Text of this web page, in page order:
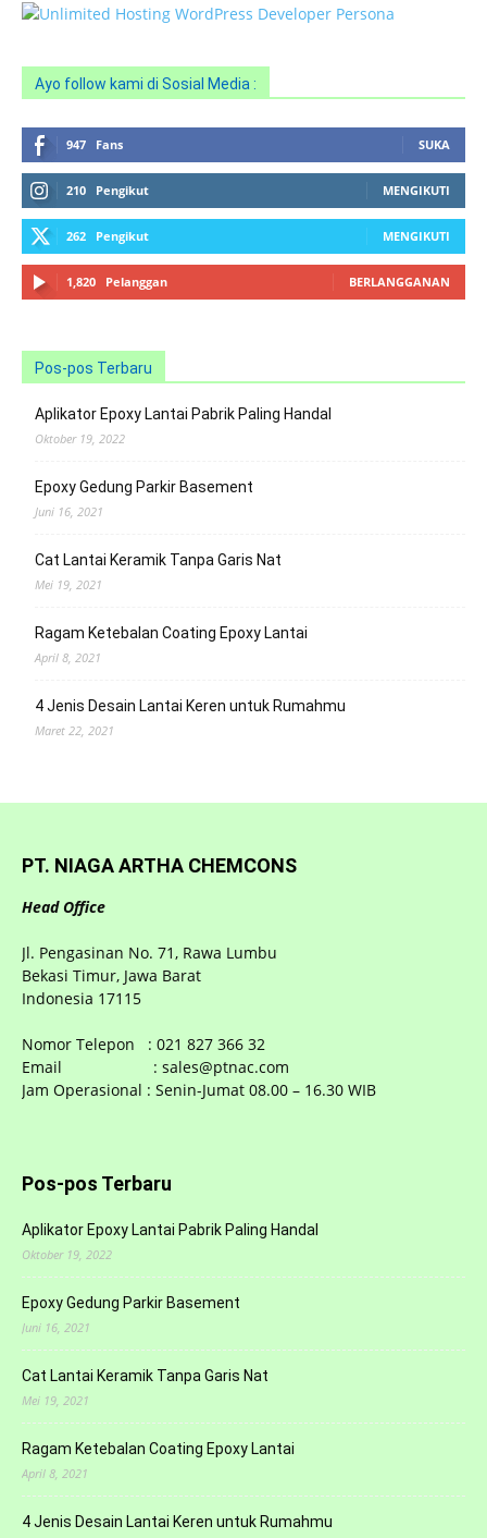
Ayo follow kami di Sosial Media :
947 Fans SUKA
210 Pengikut MENGIKUTI
262 Pengikut MENGIKUTI
1,820 Pelanggan BERLANGGANAN
Pos-pos Terbaru
Aplikator Epoxy Lantai Pabrik Paling Handal
Oktober 19, 2022
Epoxy Gedung Parkir Basement
Juni 16, 2021
Cat Lantai Keramik Tanpa Garis Nat
Mei 19, 2021
Ragam Ketebalan Coating Epoxy Lantai
April 8, 2021
4 Jenis Desain Lantai Keren untuk Rumahmu
Maret 22, 2021
PT. NIAGA ARTHA CHEMCONS
Head Office
Jl. Pengasinan No. 71, Rawa Lumbu
Bekasi Timur, Jawa Barat
Indonesia 17115
Nomor Telepon : 021 827 366 32
Email : sales@ptnac.com
Jam Operasional : Senin-Jumat 08.00 – 16.30 WIB
Pos-pos Terbaru
Aplikator Epoxy Lantai Pabrik Paling Handal
Oktober 19, 2022
Epoxy Gedung Parkir Basement
Juni 16, 2021
Cat Lantai Keramik Tanpa Garis Nat
Mei 19, 2021
Ragam Ketebalan Coating Epoxy Lantai
April 8, 2021
4 Jenis Desain Lantai Keren untuk Rumahmu